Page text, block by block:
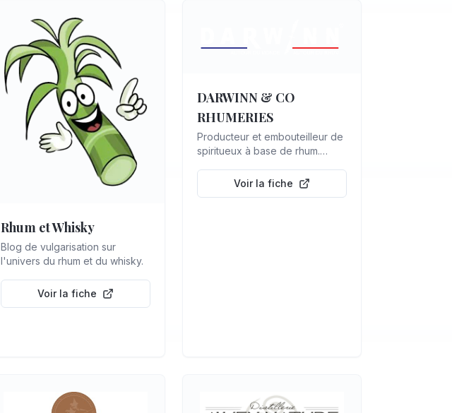
Rhum et Whisky
Blog de vulgarisation sur
l'univers du rhum et du whisky.
Voir la fiche
DARWINN & CO
RHUMERIES
Producteur et embouteilleur de
spiritueux à base de rhum.
PremiumsVoir la fiche